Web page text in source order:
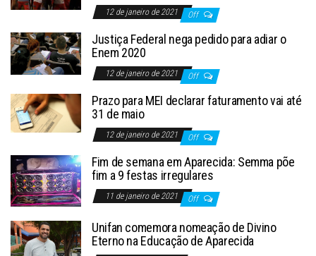
12 de janeiro de 2021 Off
Justiça Federal nega pedido para adiar o
Enem 2020
12 de janeiro de 2021 Off
Prazo para MEI declarar faturamento vai até
31 de maio
12 de janeiro de 2021 Off
Fim de semana em Aparecida: Semma põe
fim a 9 festas irregulares
11 de janeiro de 2021 Off
Unifan comemora nomeação de Divino
Eterno na Educação de Aparecida